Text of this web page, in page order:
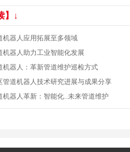
】↓
机器人应用拓展至多领域
机器人助力工业智能化发展
机器人：革新管道维护巡检方式
管道机器人技术研究进展与成果分享
机器人革新：智能化..未来管道维护